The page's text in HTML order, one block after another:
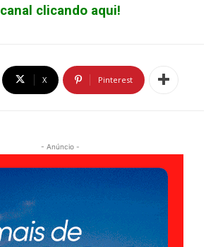
canal clicando aqui!
X Pinterest
- Anúncio -